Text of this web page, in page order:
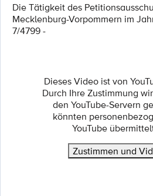
Die Tätigkeit des
Mecklenburg-Vorpommern im
7/4799 -
Dieses Video ist von
Durch Ihre Zustimmung
den YouTube-Servern
könnten
YouTube
Zustimmen und